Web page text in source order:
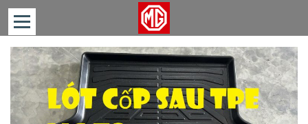
TRANG
CHỦ
DÒNG
XE